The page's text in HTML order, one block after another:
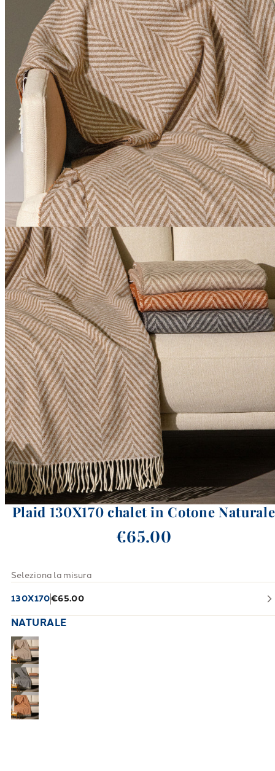
Plaid 130X170 chalet in Cotone Naturale
€65.00
Seleziona la misura
130X170€65.00
NATURALE